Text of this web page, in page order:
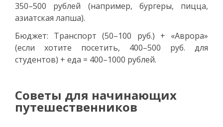
350–500 рублей (например, бургеры, пицца,
азиатская лапша).
Бюджет: Транспорт (50–100 руб.) + «Аврора»
(если хотите посетить, 400–500 руб. для
студентов) + еда = 400–1000 рублей.
Советы для начинающих
путешественников